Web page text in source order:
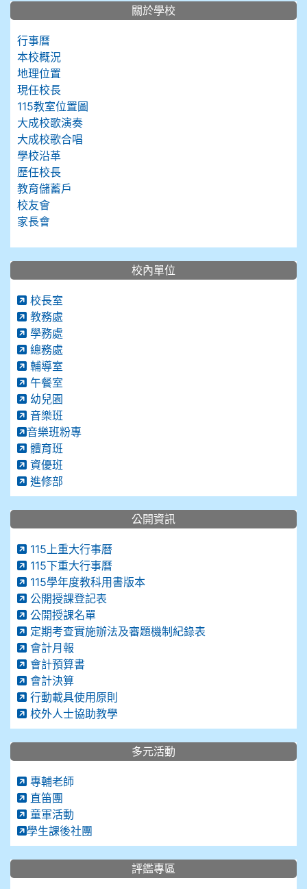
關於學校
行事曆
本校概況
地理位置
現任校長
115教室位置圖
大成校歌演奏
大成校歌合唱
學校沿革
歷任校長
教育儲蓄戶
校友會
家長會
校內單位
校長室
教務處
學務處
總務處
輔導室
午餐室
幼兒園
音樂班
音樂班粉專
體育班
資優班
進修部
公開資訊
115上重大行事曆
115下重大行事曆
115學年度教科用書版本
公開授課登記表
公開授課名單
定期考查實施辦法及審題機制紀錄表
會計月報
會計預算書
會計決算
行動載具使用原則
校外人士協助教學
多元活動
專輔老師
直笛團
童軍活動
學生課後社團
評鑑專區